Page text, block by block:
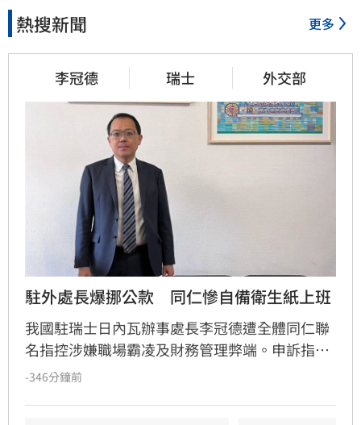
熱搜新聞 更多
李冠德 瑞士 外交部
駐外處長爆挪公款　同仁慘自備衛生紙上班
我國駐瑞士日內瓦辦事處長李冠德遭全體同仁聯
名指控涉嫌職場霸凌及財務管理弊端。申訴指
出，李冠德不僅以公款支應私人開銷、浮濫報
-346分鐘前